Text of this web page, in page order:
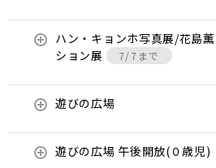
ハン・キョンホ写真展/花島
ション展
7/7まで
遊びの広場
遊びの広場 午後開放(０歳児)